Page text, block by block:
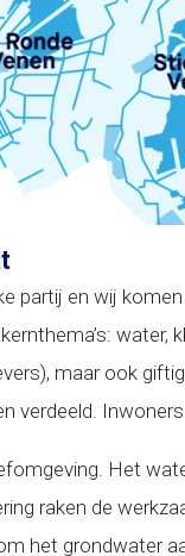
partij en wij
maar ook
Het
raken de
het grondwater